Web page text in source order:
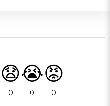
😧
0
😭
0
😡
0